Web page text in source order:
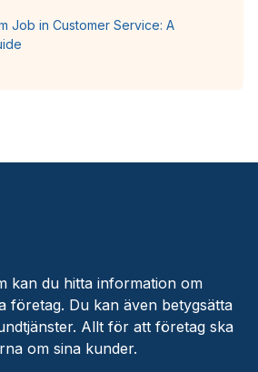
Job in Customer Service: A
kan du hitta information om
företag. Du kan även betygsätta
Allt för att företag ska
om sina kunder.